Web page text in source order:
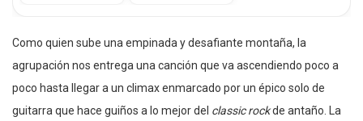
Como quien sube una empinada y desafiante montaña, la
agrupación nos entrega una canción que va ascendiendo poco a
poco hasta llegar a un climax enmarcado por un épico solo de
guitarra que hace guiños a lo mejor del classic rockde antaño. La